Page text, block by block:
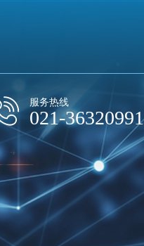
服务热线
021-36320991